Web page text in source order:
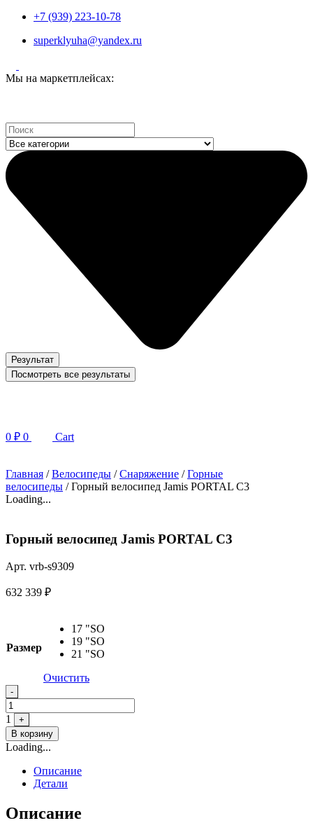
+7 (939) 223-10-78
superklyuha@yandex.ru
Мы на маркетплейсах:
Search
...
Результат
Посмотреть все результаты
0 ₽ 0 Cart
Главная /Велосипеды /Снаряжение /Горные
велосипеды / Горный велосипед Jamis PORTAL C3
Loading...
Горный велосипед Jamis PORTAL C3
Арт. vrb-s9309
632 339 ₽
Размер
17 "SO
19 "SO
21 "SO
Очистить
Quantity
-
1
+
В корзину
Loading...
Описание
Детали
Описание